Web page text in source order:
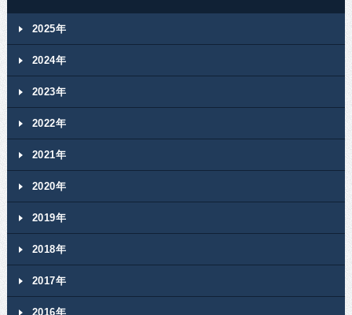
2025年
2024年
2023年
2022年
2021年
2020年
2019年
2018年
2017年
2016年